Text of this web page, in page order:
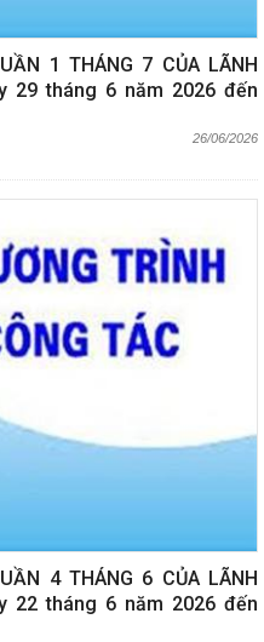
1 THÁNG 7 CỦA LÃNH
29 tháng 6 năm 2026 đến
26/06/2026
4 THÁNG 6 CỦA LÃNH
22 tháng 6 năm 2026 đến